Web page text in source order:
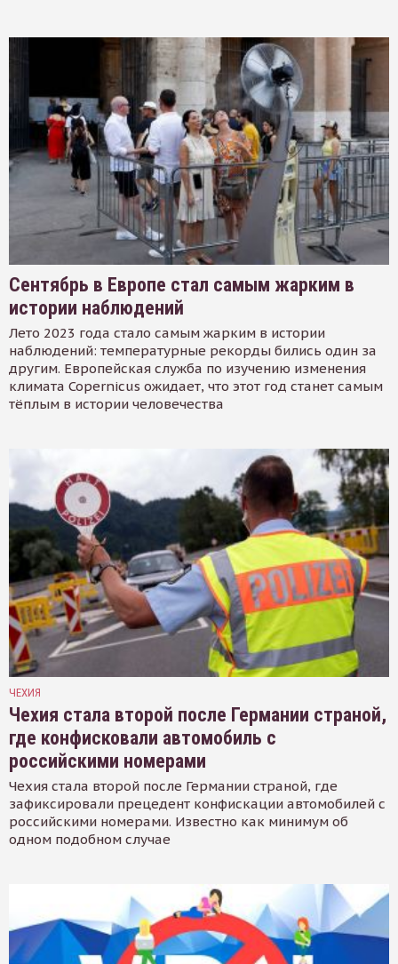
Сентябрь в Европе стал самым жарким в
истории наблюдений
Лето 2023 года стало самым жарким в истории
наблюдений: температурные рекорды бились один за
другим. Европейская служба по изучению изменения
климата Copernicus ожидает, что этот год станет самым
тёплым в истории человечества
ЧЕХИЯ
Чехия стала второй после Германии страной,
где конфисковали автомобиль с
российскими номерами
Чехия стала второй после Германии страной, где
зафиксировали прецедент конфискации автомобилей с
российскими номерами. Известно как минимум об
одном подобном случае